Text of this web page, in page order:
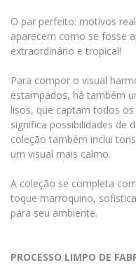
O par perfeito: motivos
aparecem como se fosse
extraordinário e tropical!
Para compor o visual
estampados, há também
lisos, que captam todos
significa possibilidades de
coleção também inclui
um visual mais calmo.
A coleção se completa
toque marroquino,
para seu ambiente.
PROCESSO LIMPO DE